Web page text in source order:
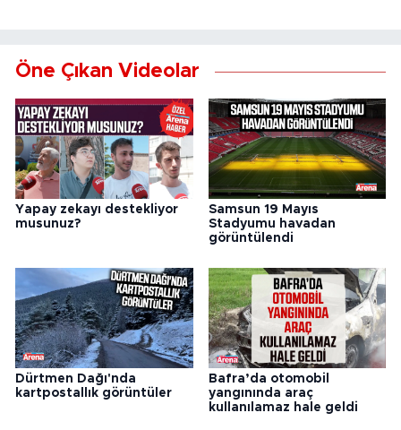
Öne Çıkan Videolar
Yapay zekayı destekliyor
musunuz?
Samsun 19 Mayıs
Stadyumu havadan
görüntülendi
Dürtmen Dağı'nda
kartpostallık görüntüler
Bafra’da otomobil
yangınında araç
kullanılamaz hale geldi